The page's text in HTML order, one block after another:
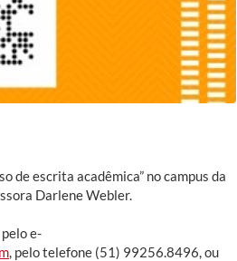
de escrita acadêmica” no campus da
Darlene Webler.
e-
, pelo telefone (51) 99256.8496, ou